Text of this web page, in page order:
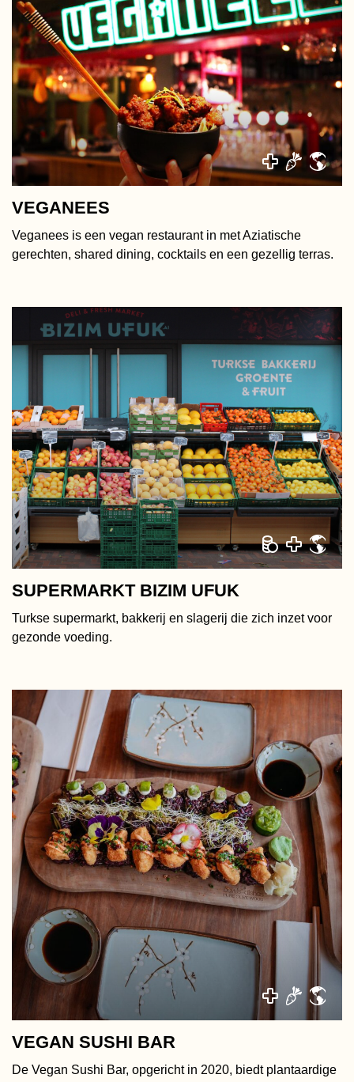
VEGANEES
Veganees is een vegan restaurant in met Aziatische
gerechten, shared dining, cocktails en een gezellig terras.
SUPERMARKT BIZIM UFUK
Turkse supermarkt, bakkerij en slagerij die zich inzet voor
gezonde voeding.
VEGAN SUSHI BAR
De Vegan Sushi Bar, opgericht in 2020, biedt plantaardige